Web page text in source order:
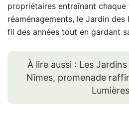
propriétaires entraînant chaque
réaménagements, le Jardin des
fil des années tout en gardant
À lire aussi : Les
Nîmes, promenade